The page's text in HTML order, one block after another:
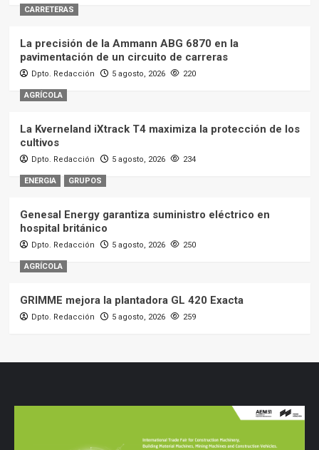
CARRETERAS
La precisión de la Ammann ABG 6870 en la
pavimentación de un circuito de carreras
Dpto. Redacción 5 agosto, 2026 220
AGRÍCOLA
La Kverneland iXtrack T4 maximiza la protección de los
cultivos
Dpto. Redacción 5 agosto, 2026 234
ENERGIA GRUPOS
Genesal Energy garantiza suministro eléctrico en
hospital británico
Dpto. Redacción 5 agosto, 2026 250
AGRÍCOLA
GRIMME mejora la plantadora GL 420 Exacta
Dpto. Redacción 5 agosto, 2026 259